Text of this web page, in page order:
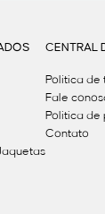
CENTRAL
Política de
Fale
Politica de
Contato